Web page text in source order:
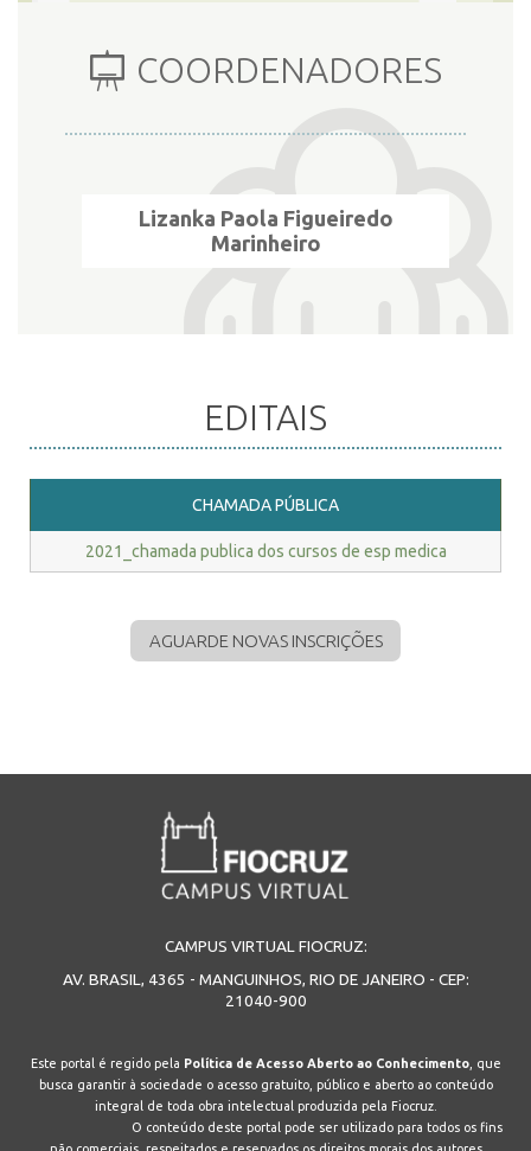
COORDENADORES
Lizanka Paola Figueiredo
Marinheiro
EDITAIS
CHAMADA PÚBLICA
2021_chamada publica dos cursos de esp medica
AGUARDE NOVAS INSCRIÇÕES
CAMPUS VIRTUAL FIOCRUZ:
AV. BRASIL, 4365 - MANGUINHOS, RIO DE JANEIRO - CEP:
21040-900
Este portal é regido pela Política de Acesso Aberto ao Conhecimento, que
busca garantir à sociedade o acesso gratuito, público e aberto ao conteúdo
integral de toda obra intelectual produzida pela Fiocruz.
O conteúdo deste portal pode ser utilizado para todos os fins